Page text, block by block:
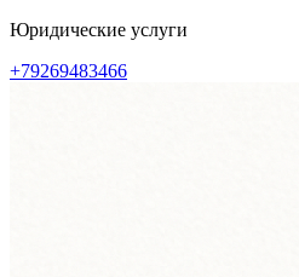
Перейти
содержимому
Юридические услуги
+79269483466